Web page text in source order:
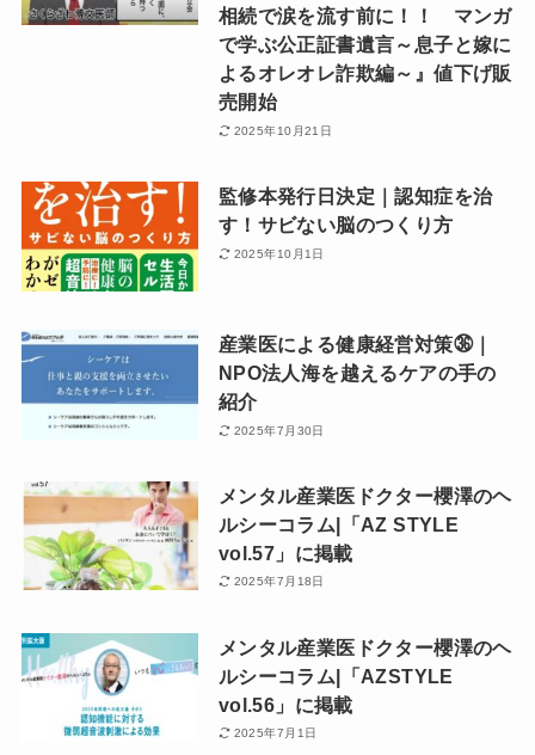
相続で涙を流す前に！！ マンガ
で学ぶ公正証書遺言～息子と嫁に
よるオレオレ詐欺編～』値下げ販
売開始
2025年10月21日
監修本発行日決定｜認知症を治
す！サビない脳のつくり方
2025年10月1日
産業医による健康経営対策㊱｜
NPO法人海を越えるケアの手の
紹介
2025年7月30日
メンタル産業医ドクター櫻澤のヘ
ルシーコラム|「AZ STYLE
vol.57」に掲載
2025年7月18日
メンタル産業医ドクター櫻澤のヘ
ルシーコラム|「AZSTYLE
vol.56」に掲載
2025年7月1日